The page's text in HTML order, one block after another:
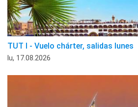
TUT I - Vuelo chárter, salidas lunes
lu, 17.08.2026